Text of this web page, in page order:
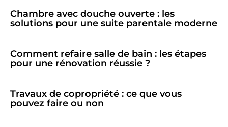
Chambre avec douche ouverte : les
solutions pour une suite parentale moderne
Comment refaire salle de bain : les étapes
pour une rénovation réussie ?
Travaux de copropriété : ce que vous
pouvez faire ou non